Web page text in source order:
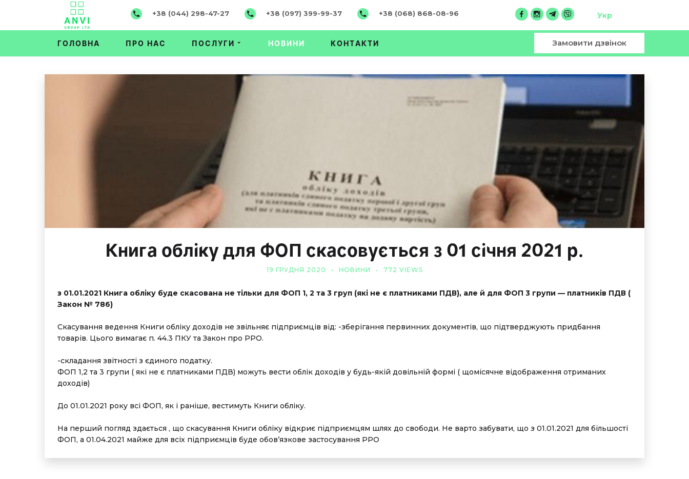
+38 (044) 298-47-27 +38 (097) 399-99-37 +38 (068) 868-08-96 Укр
ГОЛОВНА ПРО НАС ПОСЛУГИ НОВИНИ КОНТАКТИ Замовити дзвінок
Книга обліку для ФОП скасовується з 01 січня 2021 р.
19 ГРУДНЯ 2020 НОВИНИ 772 VIEWS
з 01.01.2021 Книга обліку буде скасована не тільки для ФОП 1, 2 та 3 груп (які не є платниками ПДВ), але й для ФОП 3 групи — платників ПДВ (
Закон № 786)
Скасування ведення Книги обліку доходів не звільняє підприємців від: -зберігання первинних документів, що підтверджують придбання
товарів. Цього вимагає п. 44.3 ПКУ та Закон про РРО.
-складання звітності з єдиного податку.
ФОП 1,2 та 3 групи ( які не є платниками ПДВ) можуть вести облік доходів у будь-якій довільній формі ( щомісячне відображення отриманих
доходів)
До 01.01.2021 року всі ФОП, як і раніше, вестимуть Книги обліку.
На перший погляд здається , що скасування Книги обліку відкриє підприємцям шлях до свободи. Не варто забувати, що з 01.01.2021 для більшості
ФОП, а 01.04.2021 майже для всіх підприємців буде обов’язкове застосування РРО